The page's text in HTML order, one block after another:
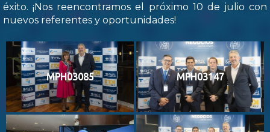
éxito. ¡Nos reencontramos el próximo 10 de julio con
nuevos referentes y oportunidades!
MPH03085 MPH03147